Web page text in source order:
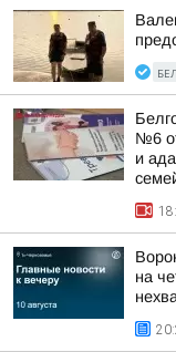
№6
и
на